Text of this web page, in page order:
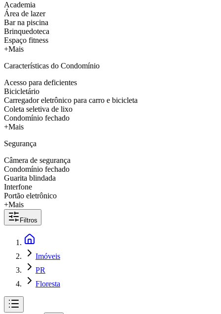
Academia
Área de lazer
Bar na piscina
Brinquedoteca
Espaço fitness
+Mais
Características do Condomínio
Acesso para deficientes
Bicicletário
Carregador eletrônico para carro e bicicleta
Coleta seletiva de lixo
Condomínio fechado
+Mais
Segurança
Câmera de segurança
Condomínio fechado
Guarita blindada
Interfone
Portão eletrônico
+Mais
Filtros
Imóveis
PR
Floresta